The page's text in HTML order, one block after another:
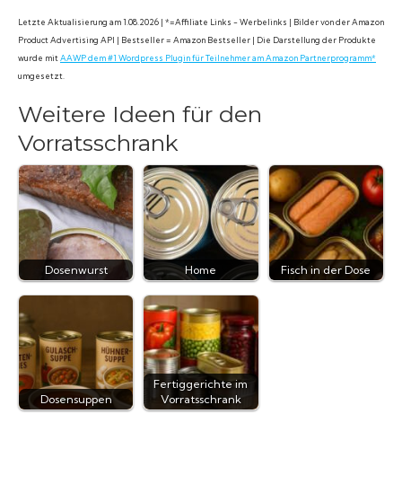
Letzte Aktualisierung am 1.08.2026 | *=Affiliate Links - Werbelinks | Bilder von der Amazon
Product Advertising API | Bestseller = Amazon Bestseller | Die Darstellung der Produkte
wurde mitAAWP dem #1 Wordpress Plugin für Teilnehmer am Amazon Partnerprogramm*
umgesetzt.
Weitere Ideen für den
Vorratsschrank
Dosenwurst Home Fisch in der Dose
Dosensuppen
Fertiggerichte im
Vorratsschrank